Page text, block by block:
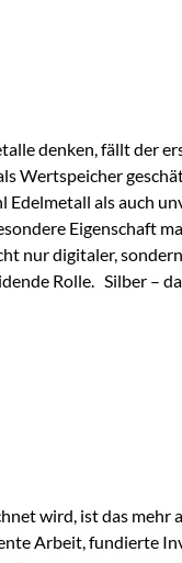
denken, fällt der
Wertspeicher
Edelmetall als auch
Eigenschaft
nur digitaler,
Rolle. Silber –
wird, ist das mehr
Arbeit, fundierte